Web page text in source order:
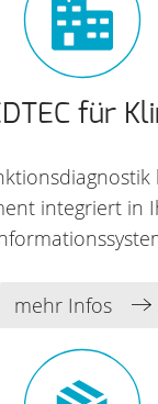
für
integriert in
mehr Infos